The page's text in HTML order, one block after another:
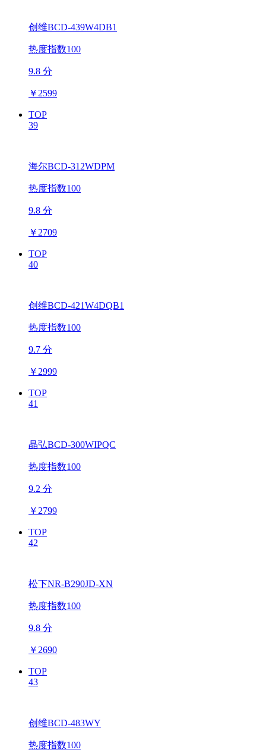
创维BCD-439W4DB1
热度指数100
9.8 分
￥ 2599
TOP
39
海尔BCD-312WDPM
热度指数100
9.8 分
￥ 2709
TOP
40
创维BCD-421W4DQB1
热度指数100
9.7 分
￥ 2999
TOP
41
晶弘BCD-300WIPQC
热度指数100
9.2 分
￥ 2799
TOP
42
松下NR-B290JD-XN
热度指数100
9.8 分
￥ 2690
TOP
43
创维BCD-483WY
热度指数100